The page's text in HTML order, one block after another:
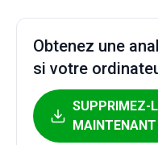
Obtenez une
si votre
SUPPRIMEZ-